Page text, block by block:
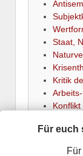
Staat,
Kritik
Für euch